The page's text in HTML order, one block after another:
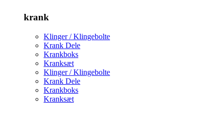
krank
Klinger / Klingebolte
Krank Dele
Krankboks
Kranksæt
Klinger / Klingebolte
Krank Dele
Krankboks
Kranksæt